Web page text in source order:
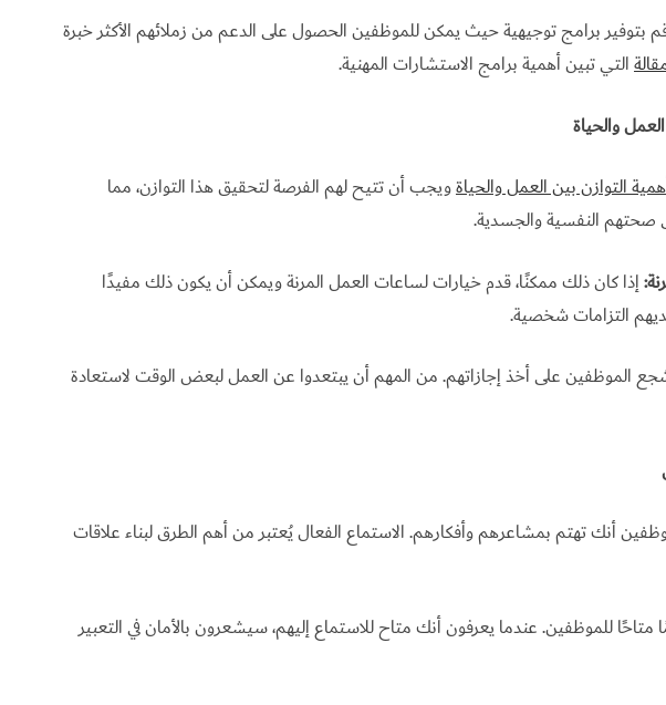
بتوفير برامج توجيهية حيث يمكن للموظفين الحصول على الدعم من زملائهم الأكثر خبرة
التي تبين أهمية برامج الاستشارات المهنية.
والحياة
التوازن بين العمل والحياةويجب أن تتيح لهم الفرصة لتحقيق هذا التوازن، مما
صحتهم النفسية والجسدية.
إذا كان ذلك ممكنًا، قدم خيارات لساعات العمل المرنة ويمكن أن يكون ذلك مفيدًا
التزامات شخصية.
الموظفين على أخذ إجازاتهم. من المهم أن يبتعدوا عن العمل لبعض الوقت لاستعادة
أنك تهتم بمشاعرهم وأفكارهم. الاستماع الفعال يُعتبر من أهم الطرق لبناء علاقات
متاحًا للموظفين. عندما يعرفون أنك متاح للاستماع إليهم، سيشعرون بالأمان في التعبير